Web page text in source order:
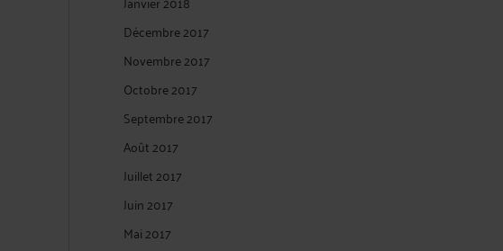
Décembre 2017
Novembre 2017
Octobre 2017
Septembre 2017
Août 2017
Juillet 2017
Juin 2017
Mai 2017